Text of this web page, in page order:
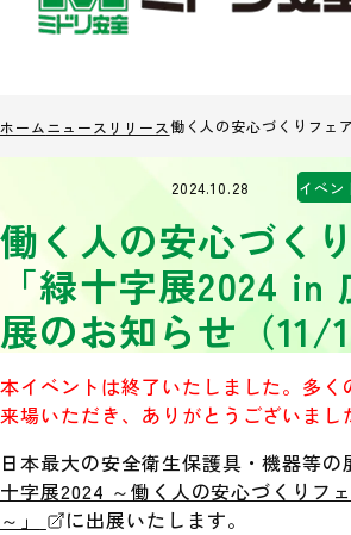
ホームニュースリリース働く人の安心づくりフェ
2024.10.28 イベン
働く人の安心づく
「緑十字展2024 in
展のお知らせ（11/
本イベントは終了いたしました。多く
来場いただき、ありがとうございまし
日本最大の安全衛生保護具・機器等の
十字展2024 ～働く人の安心づくりフ
～」
に出展いたします。